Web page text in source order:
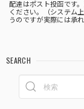
配達はポスト投函です
ください。（システム
うのですが実際には承れ
SEARCH